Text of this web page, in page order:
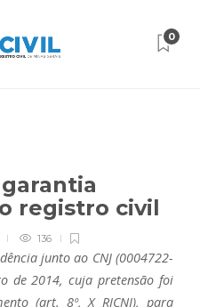
0
garantia
registro civil
136
junto ao CNJ (0004722-
de 2014, cuja pretensão foi
(art. 8º, X RICNJ), para